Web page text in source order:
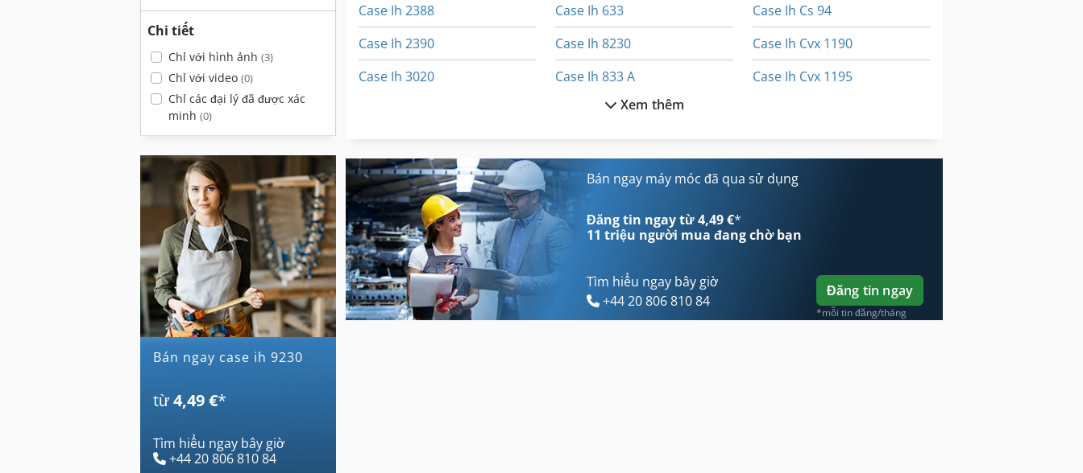
Chi tiết
Chỉ với hình ảnh (3)
Chỉ với video (0)
Chỉ các đại lý đã được xác
minh (0)
Bán ngay case ih 9230
từ4,49 €*
Tìm hiểu ngay bây giờ
+44 20 806 810 84
Case Ih 2388
Case Ih 2390
Case Ih 3020
Case Ih 4230
Case Ih 4240
Case Ih 633
Case Ih 8230
Case Ih 833 A
Case Ih 8920
Case Ih 9180
Case Ih Cs 94
Case Ih Cvx 1190
Case Ih Cvx 1195
Xem thêm
Bán ngay máy móc đã qua sử dụng
Đăng tin ngay từ 4,49 €*
11 triệu người mua đang chờ bạn
Tìm hiểu ngay bây giờ
+44 20 806 810 84
Đăng tin ngay
*mỗi tin đăng/tháng